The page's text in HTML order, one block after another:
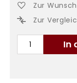
In
Zur
Zur